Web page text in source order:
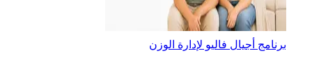
برنامج أجيال فاليو لإدارة الوزن